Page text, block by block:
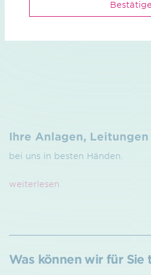
Ihre Anlagen,
bei uns in besten Händen.
weiterlesen
Was können wir für Sie